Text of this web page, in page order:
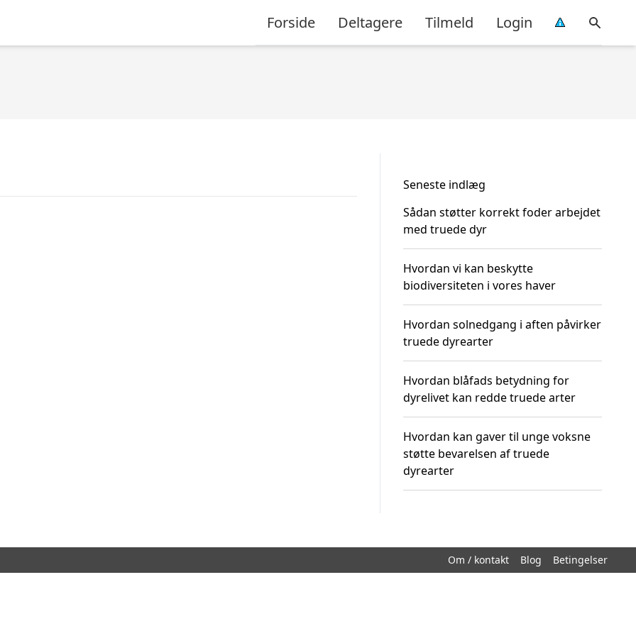
Forside Deltagere Tilmeld Login
Seneste indlæg
Sådan støtter korrekt foder arbejdet
med truede dyr
Hvordan vi kan beskytte
biodiversiteten i vores haver
Hvordan solnedgang i aften påvirker
truede dyrearter
Hvordan blåfads betydning for
dyrelivet kan redde truede arter
Hvordan kan gaver til unge voksne
støtte bevarelsen af truede
dyrearter
Om / kontakt Blog Betingelser